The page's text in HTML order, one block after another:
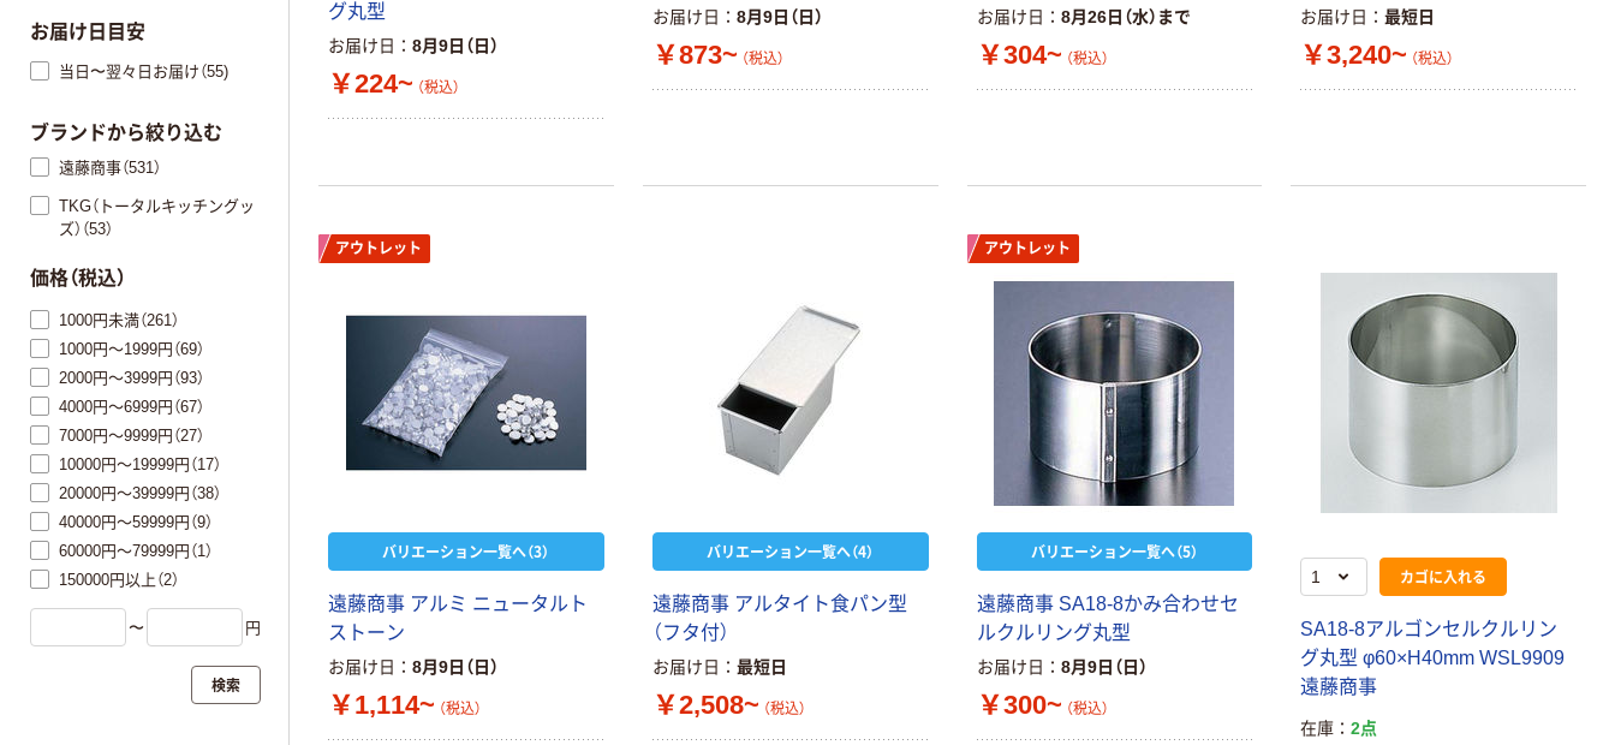
グ丸型
お届け日 8月9日（日）
￥224~ （税込）
お届け日 8月9日（日）
￥873~ （税込）
お届け日 8月26日（水）まで
￥304~ （税込）
お届け日 最短日
￥3,240~ （税込）
アウトレット
バリエーション一覧へ（3）
遠藤商事 アルミ ニュータルト
ストーン
お届け日 8月9日（日）
￥1,114~ （税込）
バリエーション一覧へ（4）
遠藤商事 アルタイト食パン型
（フタ付）
お届け日 最短日
￥2,508~ （税込）
アウトレット
バリエーション一覧へ（5）
遠藤商事 SA18-8かみ合わせセ
ルクルリング丸型
お届け日 8月9日（日）
￥300~ （税込）
カゴに入れる
SA18-8アルゴンセルクルリン
グ丸型 φ60×H40mm WSL9909
遠藤商事
在庫
2点
お届け日目安
当日〜翌々日お届け（55)
ブランドから絞り込む
遠藤商事（531）
TKG（トータルキッチングッ
ズ）（53）
価格（税込）
1000円未満（261）
1000円～1999円（69）
2000円～3999円（93）
4000円～6999円（67）
7000円～9999円（27）
10000円～19999円（17）
20000円～39999円（38）
40000円～59999円（9）
60000円～79999円（1）
150000円以上（2）
〜 円
検索